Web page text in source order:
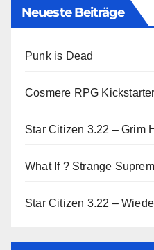
Neueste Beiträge
Punk is Dead
Cosmere RPG
Star Citizen 3.22 – Grim
What If ? Strange
Star Citizen 3.22 –